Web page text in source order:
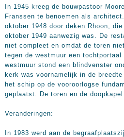
In 1945 kreeg de bouwpastoor
Franssen te benoemen als
oktober 1948 door deken Rhoon,
oktober 1949 aanwezig was. De
niet compleet en omdat de toren
tegen de westmuur een
westmuur stond een blindvenster
kerk was voornamelijk in de
het schip op de vooroorlogse
geplaatst. De toren en de
Veranderingen:
In 1983 werd aan de